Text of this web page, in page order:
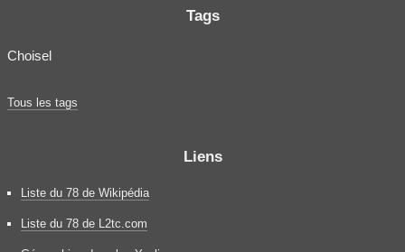
Tags
Choisel
Tous les tags
Liens
Liste du 78 de Wikipédia
Liste du 78 de L2tc.com